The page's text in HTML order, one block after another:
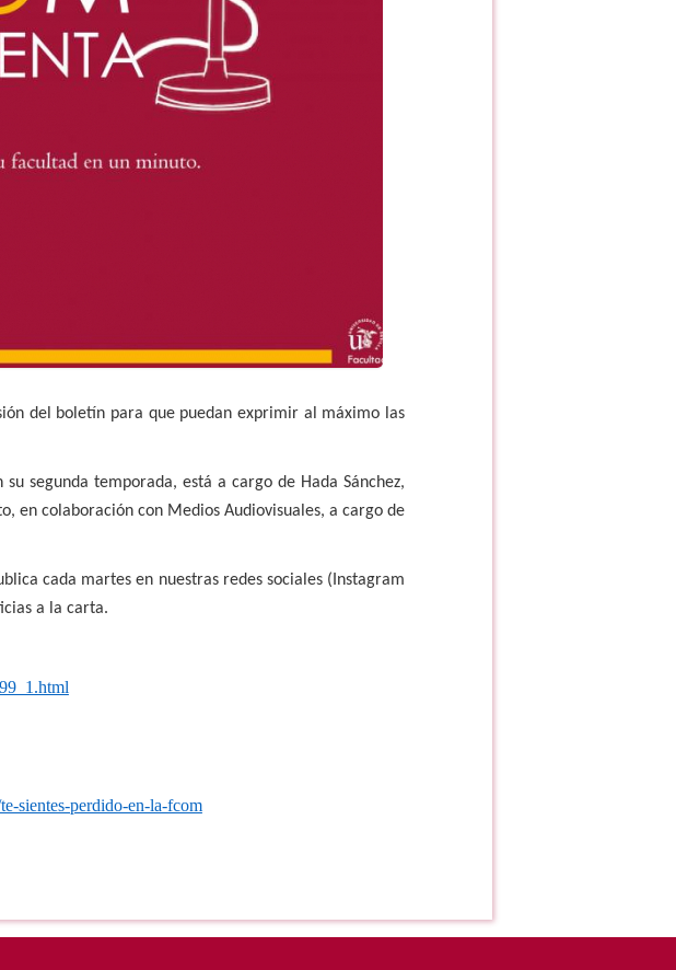
del boletín para que puedan exprimir al máximo las
su segunda temporada, está a cargo de Hada Sánchez,
en colaboración con Medios Audiovisuales, a cargo de
cada martes en nuestras redes sociales (Instagram
a la carta.
sientes-perdido-en-la-fcom